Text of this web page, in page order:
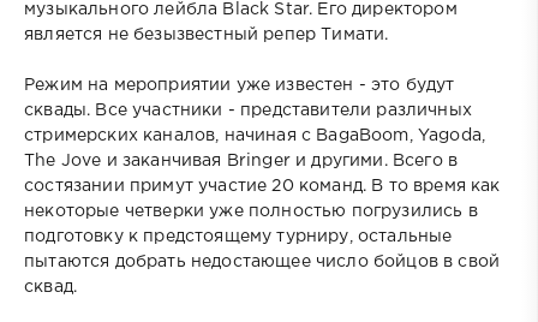
музыкального лейбла Black Star. Его директором
является не безызвестный репер Тимати.
Режим на мероприятии уже известен - это будут
сквады. Все участники - представители различных
стримерских каналов, начиная с BagaBoom, Yagoda,
The Jove и заканчивая Bringer и другими. Всего в
состязании примут участие 20 команд. В то время как
некоторые четверки уже полностью погрузились в
подготовку к предстоящему турниру, остальные
пытаются добрать недостающее число бойцов в свой
сквад.